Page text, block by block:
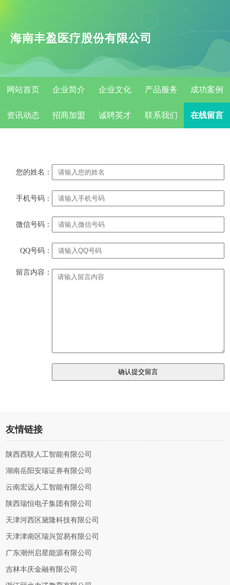
海南丰盈医疗股份有限公司
网站首页 企业简介 企业文化 产品服务 成功案例
资讯动态 招商加盟 诚聘英才 联系我们 在线留言
您的姓名：
手机号码：
微信号码：
QQ号码：
留言内容：
友情链接
陕西西联人工智能有限公司
湖南岳阳安瑞证券有限公司
云南宏远人工智能有限公司
陕西瑞恒电子集团有限公司
天津河西区黛隆科技有限公司
天津津南区瑞兴贸易有限公司
广东潮州启星能源有限公司
吉林丰庆金融有限公司